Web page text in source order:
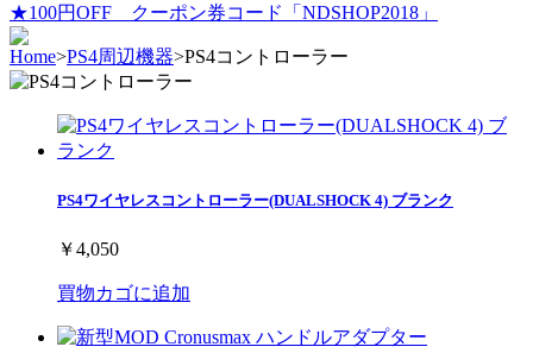
★100円OFF クーポン券コード「NDSHOP2018」
Home>PS4周辺機器>PS4コントローラー
PS4ワイヤレスコントローラー(DUALSHOCK 4) ブランク
￥4,050
買物カゴに追加